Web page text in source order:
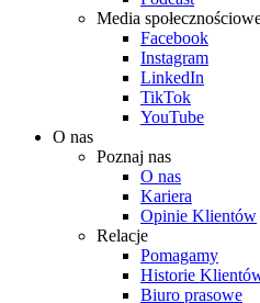
Media
Facebook
Instagram
LinkedIn
TikTok
YouTube
O nas
Poznaj nas
O nas
Kariera
Opinie Klientów
Relacje
Pomagamy
Historie
Biuro prasowe